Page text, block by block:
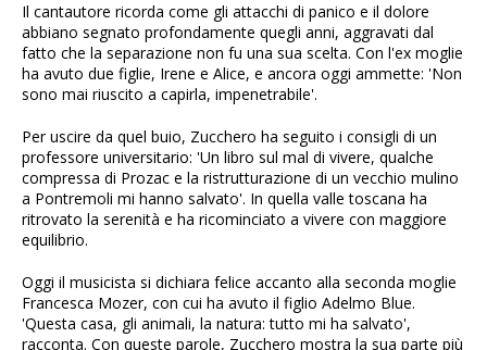
Il cantautore ricorda come gli attacchi di panico e il dolore
abbiano segnato profondamente quegli anni, aggravati dal
fatto che la separazione non fu una sua scelta. Con l'ex moglie
ha avuto due figlie, Irene e Alice, e ancora oggi ammette: 'Non
sono mai riuscito a capirla, impenetrabile'.
Per uscire da quel buio, Zucchero ha seguito i consigli di un
professore universitario: 'Un libro sul mal di vivere, qualche
compressa di Prozac e la ristrutturazione di un vecchio mulino
a Pontremoli mi hanno salvato'. In quella valle toscana ha
ritrovato la serenità e ha ricominciato a vivere con maggiore
equilibrio.
Oggi il musicista si dichiara felice accanto alla seconda moglie
Francesca Mozer, con cui ha avuto il figlio Adelmo Blue.
'Questa casa, gli animali, la natura: tutto mi ha salvato',
racconta. Con queste parole, Zucchero mostra la sua parte più